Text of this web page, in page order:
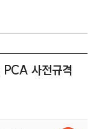
PCA 사전규격